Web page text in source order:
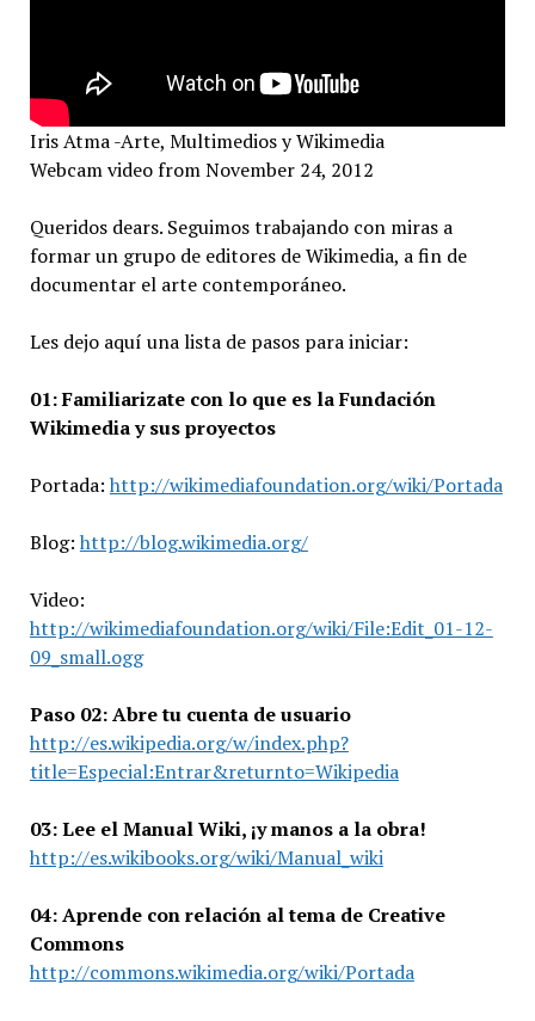
Iris Atma -Arte, Multimedios y Wikimedia
Webcam video from November 24, 2012
Queridos dears. Seguimos trabajando con miras a
formar un grupo de editores de Wikimedia, a fin de
documentar el arte contemporáneo.
Les dejo aquí una lista de pasos para iniciar:
01: Familiarizate con lo que es la Fundación
Wikimedia y sus proyectos
Portada: http://wikimediafoundation.org/wiki/Portada
Blog: http://blog.wikimedia.org/
Video:
http://wikimediafoundation.org/wiki/File:Edit_01-12-
09_small.ogg
Paso 02: Abre tu cuenta de usuario
http://es.wikipedia.org/w/index.php?
title=Especial:Entrar&returnto=Wikipedia
03: Lee el Manual Wiki, ¡y manos a la obra!
http://es.wikibooks.org/wiki/Manual_wiki
04: Aprende con relación al tema de Creative
Commons
http://commons.wikimedia.org/wiki/Portada